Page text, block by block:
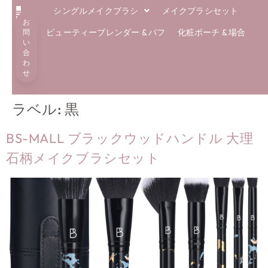
お
問
い
合
わ
せ
シングルメイクブラシ
メイクブラシセット
ビューティーブレンダー & パフ
化粧ポーチ & 場合
ラベル:黒
BS-MALL ブラックウッドハンドル 大理
石柄メイクブラシセット